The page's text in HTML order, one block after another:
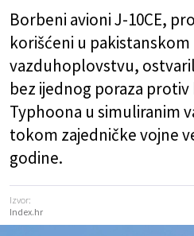
Borbeni avioni J-10CE,
korišćeni u
vazduhoplovstvu,
bez ijednog poraza
Typhoona u simuliranim
tokom zajedničke vojne
godine.
Izvor:
Index.hr